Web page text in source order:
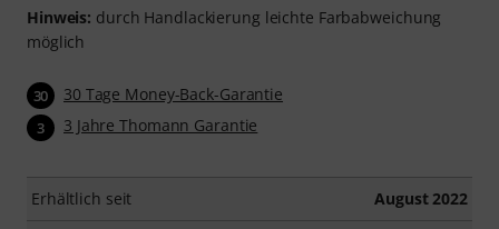
Hinweis: durch Handlackierung leichte Farbabweichung
möglich
30 30 Tage Money-Back-Garantie
3 3 Jahre Thomann Garantie
Erhältlich seit August 2022